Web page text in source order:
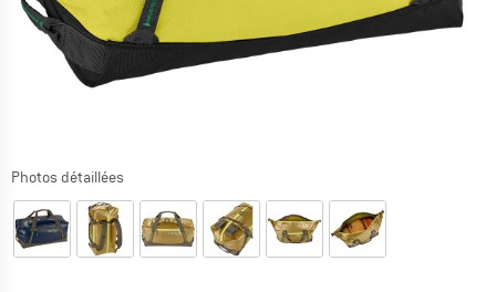
Photos détaillées